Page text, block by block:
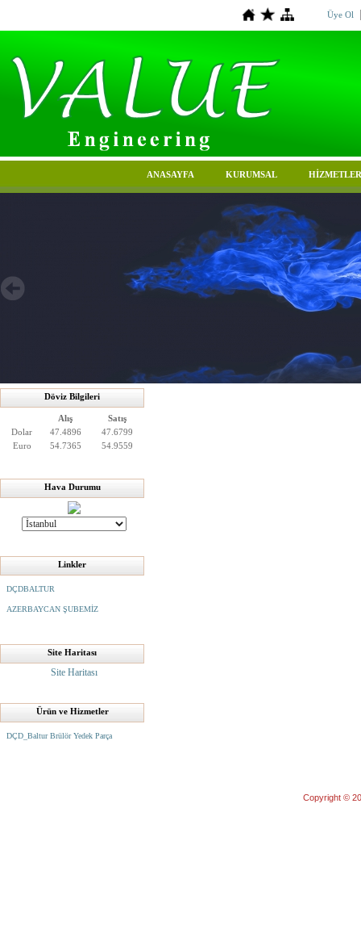
Üye Ol
ANASAYFA KURUMSAL
Döviz Bilgileri
Alış
Satış
Dolar
47.4896
47.6799
Euro
54.7365 54.9559
Hava Durumu
Linkler
DÇDBALTUR
AZERBAYCAN ŞUBEMİZ
Site Haritası
Site Haritası
Ürün ve Hizmetler
DÇD_Baltur Brülör Yedek Parça
Copyright ©